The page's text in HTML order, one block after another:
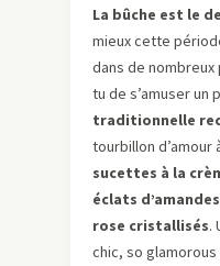
La bûche est le
mieux cette
dans de nombreux
tu de s’amuser
traditionnelle
tourbillon d’amour
sucettes à la
éclats
rose cristallisés.
chic, so